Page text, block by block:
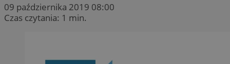
09 października 2019 08:00
Czas czytania: 1 min.